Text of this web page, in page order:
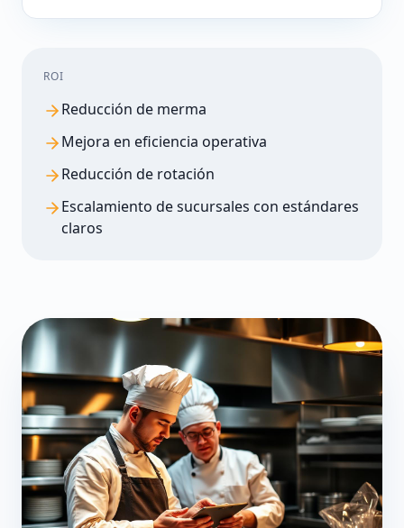
ROI
Reducción de merma
Mejora en eficiencia operativa
Reducción de rotación
Escalamiento de sucursales con estándares
claros